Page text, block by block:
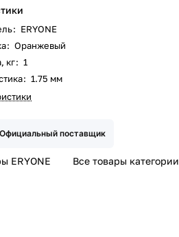
: ERYONE
: Оранжевый
кг: 1
: 1.75 мм
Официальный поставщик
ERYONE Все товары категории